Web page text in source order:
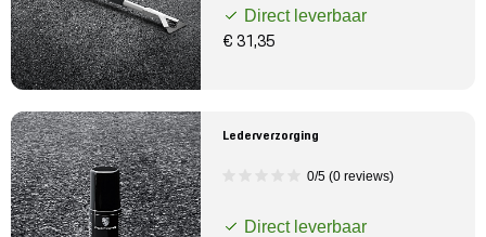
Direct leverbaar
€ 31,35
Lederverzorging
0/5 (0 reviews)
Direct leverbaar